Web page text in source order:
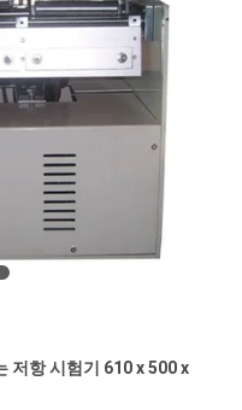
저항 시험기 610 x 500 x